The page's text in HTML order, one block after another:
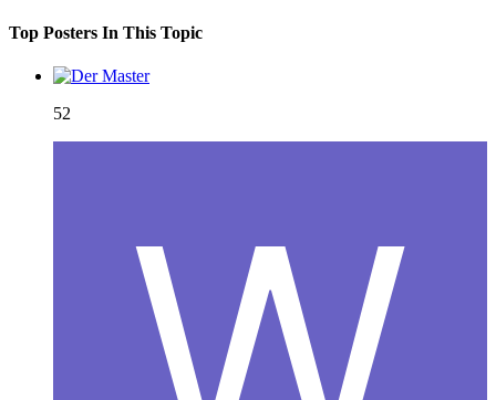
Top Posters In This Topic
52